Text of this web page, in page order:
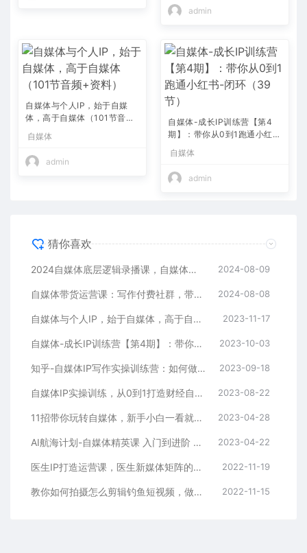
admin
自媒体与个人IP，始于自媒
体，高于自媒体（101节音频
+资料）
自媒体
admin
自媒体-成长IP训练营【第4
期】：带你从0到1跑通小红
书-闭环（39节）
自媒体
admin
猜你喜欢
2024自媒体底层逻辑录播课，自媒体小白必看 2024-08-09
自媒体带货运营课：写作付费社群，带货是自媒体人必须掌握的能力 2024-08-08
自媒体与个人IP，始于自媒体，高于自媒体（101节音频+资料） 2023-11-17
自媒体-成长IP训练营【第4期】：带你从0到1跑通小红书-闭环（39节） 2023-10-03
知乎-自媒体IP写作实操训练营：如何做知乎+公众号+涨粉+持续运营！ 2023-09-18
自媒体IP实操训练，从0到1打造财经自媒体，打通内容、引流、变现闭环 2023-08-22
11招带你玩转自媒体，新手小白一看就会，让你快速抢占自媒体流量 2023-04-28
AI航海计划-自媒体精英课 入门到进阶 首创调教心流法|实战案例|内容自动化 2023-04-22
医生IP打造运营课，医生新媒体矩阵的搭建，简单粗暴，直接上手 2022-11-19
教你如何拍摄怎么剪辑钓鱼短视频，做钓鱼自媒体！ 2022-11-15